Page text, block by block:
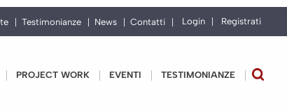
Testimonianze News Contatti Login Registrati
PROJECT WORK EVENTI TESTIMONIANZE